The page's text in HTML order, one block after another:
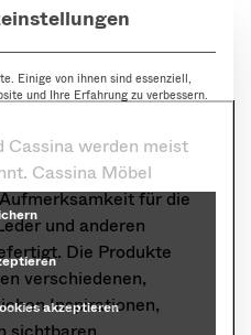
Cassina werden meist
Cassina Möbel
für die
und anderen
Die Produkte
verschiedenen,
Inspirationen,
Einige von ihnen sind essenziell,
und Ihre Erfahrung zu verbessern.
Gruppen, für die eine
akzeptieren